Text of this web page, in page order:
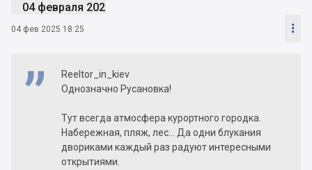
04 февраля 2025
04 фев 2025 18:25 
Reeltor_in_kiev
Однозначно Русановка!
Тут всегда атмосфера курортного городка.
Набережная, пляж, лес... Да одни блукания
двориками каждый раз радуют интересными
открытиями.